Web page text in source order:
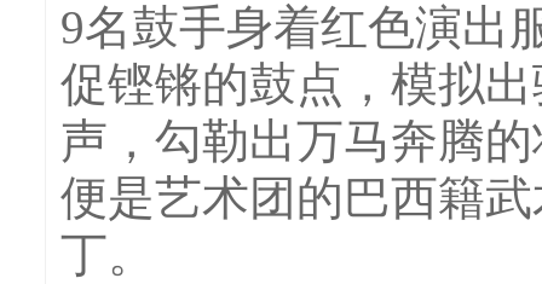
9名鼓手身着红色演出
促铿锵的鼓点，模拟
声，勾勒出万马奔腾
便是艺术团的巴西籍
丁。